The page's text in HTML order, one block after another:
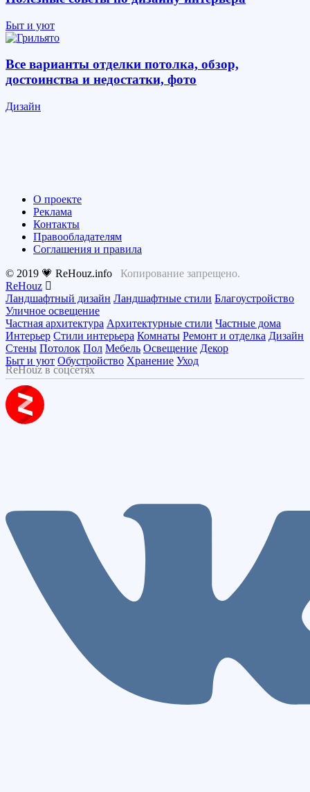
Быт и уют
Все варианты отделки потолка, обзор,
достоинства и недостатки, фото
Дизайн
О проекте
Реклама
Контакты
Правообладателям
Соглашения и правила
© 2019 💗 ReHouz.info Копирование запрещено.
ReHouz
Ландшафтный дизайн Ландшафтные стили Благоустройство
Уличное освещение
Частная архитектура Архитектурные стили Частные дома
Интерьер Стили интерьера Комнаты Ремонт и отделка Дизайн
Стены Потолок Пол Мебель Освещение Декор
Быт и уют Обустройство Хранение Уход
ReHouz в соцсетях